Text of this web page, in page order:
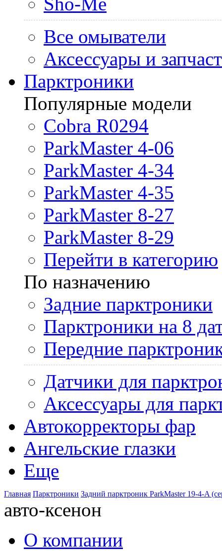
Все омыватели
Аксессуары и
Парктроники
Популярные модели
Cobra R0294
ParkMaster 4-06
ParkMaster 4-34
ParkMaster 4-35
ParkMaster 8-27
ParkMaster 8-29
Перейти в категорию
По назначению
Задние парктроники
Парктроники на 8
Передние
Датчики для
Аксессуары для
Автокорректоры фар
Ангельские глазки
Еще
Главная Парктроники Задний парктроник ParkMaster 19-4-A
авто-ксенон
О компании